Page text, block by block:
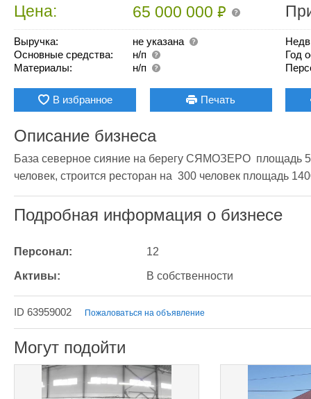
Цена: 65 000 000₽
Выручка:
не указана
Основные средства:
н/п
Материалы:
н/п
Год
В избранное Печать
Описание бизнеса
База северное сияние на берегу СЯМОЗЕРО  площадь
человек, строится ресторан на  300 человек площадь
Подробная информация о бизнесе
Персонал: 12
Активы: В собственности
ID 63959002 Пожаловаться на объявление
Могут подойти